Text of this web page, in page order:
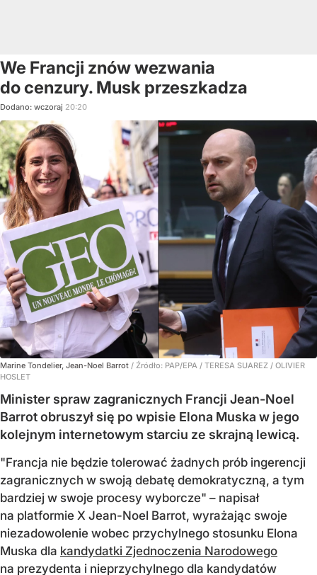
We Francji znów wezwania
do cenzury. Musk przeszkadza
Dodano: wczoraj 20:20
Marine Tondelier, Jean-Noel Barrot / Źródło: PAP/EPA / TERESA SUAREZ / OLIVIER
HOSLET
Minister spraw zagranicznych Francji Jean-Noel
Barrot obruszył się po wpisie Elona Muska w jego
kolejnym internetowym starciu ze skrajną lewicą.
"Francja nie będzie tolerować żadnych prób ingerencji
zagranicznych w swoją debatę demokratyczną, a tym
bardziej w swoje procesy wyborcze" – napisał
na platformie X Jean-Noel Barrot, wyrażając swoje
niezadowolenie wobec przychylnego stosunku Elona
Muska dla kandydatki Zjednoczenia Narodowego
na prezydenta i nieprzychylnego dla kandydatów